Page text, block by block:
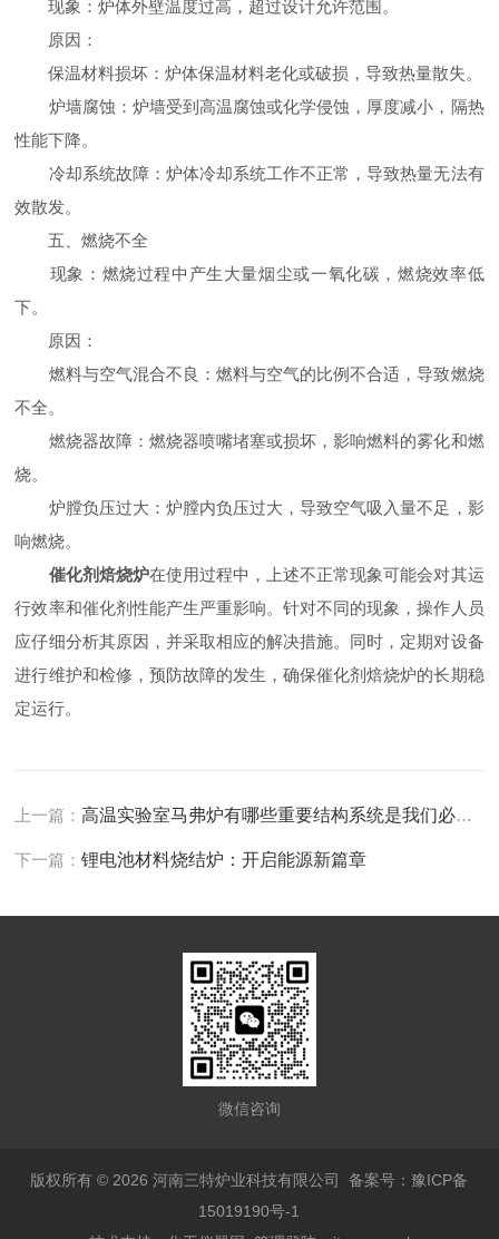
现象：炉体外壁温度过高，超过设计允许范围。
原因：
保温材料损坏：炉体保温材料老化或破损，导致热量散失。
炉墙腐蚀：炉墙受到高温腐蚀或化学侵蚀，厚度减小，隔热
性能下降。
冷却系统故障：炉体冷却系统工作不正常，导致热量无法有
效散发。
五、燃烧不全
现象：燃烧过程中产生大量烟尘或一氧化碳，燃烧效率低
下。
原因：
燃料与空气混合不良：燃料与空气的比例不合适，导致燃烧
不全。
燃烧器故障：燃烧器喷嘴堵塞或损坏，影响燃料的雾化和燃
烧。
炉膛负压过大：炉膛内负压过大，导致空气吸入量不足，影
响燃烧。
催化剂焙烧炉在使用过程中，上述不正常现象可能会对其运
行效率和催化剂性能产生严重影响。针对不同的现象，操作人员
应仔细分析其原因，并采取相应的解决措施。同时，定期对设备
进行维护和检修，预防故障的发生，确保催化剂焙烧炉的长期稳
定运行。
上一篇：高温实验室马弗炉有哪些重要结构系统是我们必须了解的？
下一篇：锂电池材料烧结炉：开启能源新篇章
微信咨询
版权所有 © 2026 河南三特炉业科技有限公司备案号：豫ICP备
15019190号-1